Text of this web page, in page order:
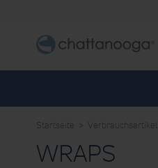
Startseite Verbrauchsartikel
WRAPS